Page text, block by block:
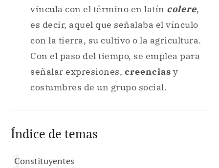
vincula con el término en latín colere,
es decir, aquel que señalaba el vínculo
con la tierra, su cultivo o la agricultura.
Con el paso del tiempo, se emplea para
señalar expresiones, creencias y
costumbres de un grupo social.
Índice de temas
Constituyentes